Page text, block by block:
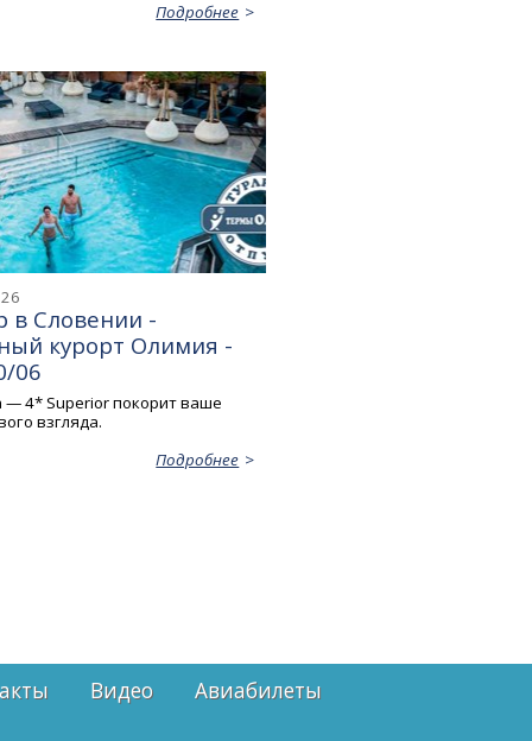
Подробнее
в Словении -
курорт Олимия -
06
— 4* Superior покорит ваше
взгляда.
Подробнее
Видео Авиабилеты